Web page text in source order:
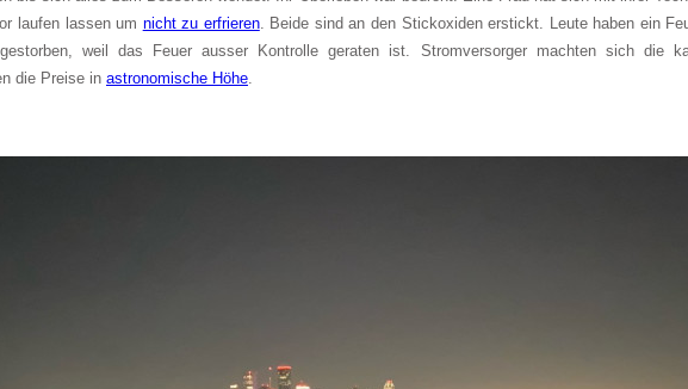
laufen lassen um nicht zu erfrieren. Beide sind an den Stickoxiden erstickt. Leute haben ein
weil das Feuer ausser Kontrolle geraten ist. Stromversorger machten sich die
die Preise in astronomische Höhe